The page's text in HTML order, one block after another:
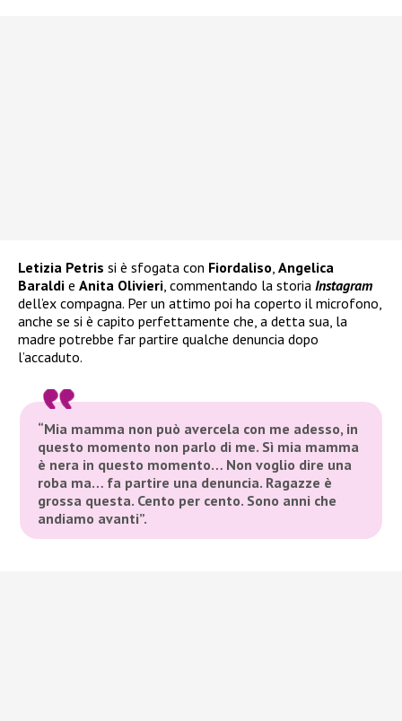
Letizia Petris si è sfogata con Fiordaliso, Angelica
Baraldi e Anita Olivieri, commentando la storia Instagram
dell’ex compagna. Per un attimo poi ha coperto il microfono,
anche se si è capito perfettamente che, a detta sua, la
madre potrebbe far partire qualche denuncia dopo
l’accaduto.
“Mia mamma non può avercela con me adesso, in
questo momento non parlo di me. Sì mia mamma
è nera in questo momento… Non voglio dire una
roba ma… fa partire una denuncia. Ragazze è
grossa questa. Cento per cento. Sono anni che
andiamo avanti”.